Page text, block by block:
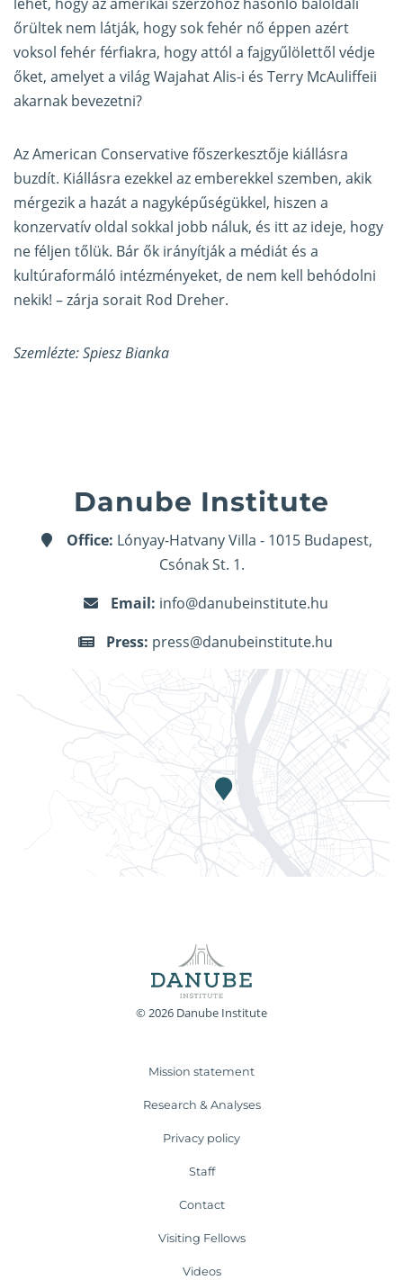
őrültek nem látják, hogy sok fehér nő éppen azért
voksol fehér férfiakra, hogy attól a fajgyűlölettől védje
őket, amelyet a világ Wajahat Alis-i és Terry McAuliffeii
akarnak bevezetni?
Az American Conservative főszerkesztője kiállásra
buzdít. Kiállásra ezekkel az emberekkel szemben, akik
mérgezik a hazát a nagyképűségükkel, hiszen a
konzervatív oldal sokkal jobb náluk, és itt az ideje, hogy
ne féljen tőlük. Bár ők irányítják a médiát és a
kultúraformáló intézményeket, de nem kell behódolni
nekik! – zárja sorait Rod Dreher.
Szemlézte: Spiesz Bianka
Danube Institute
Office: Lónyay-Hatvany Villa - 1015 Budapest,
Csónak St. 1.
Email: info@danubeinstitute.hu
Press: press@danubeinstitute.hu
© 2026 Danube Institute
Mission statement
Research & Analyses
Privacy policy
Staff
Contact
Visiting Fellows
Videos